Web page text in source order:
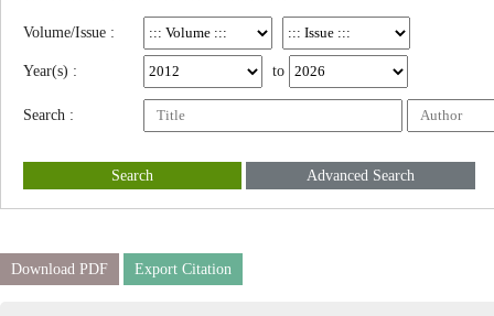
Volume/Issue :
Year(s) : to
Search :
Search Advanced Search
Download PDF Export Citation